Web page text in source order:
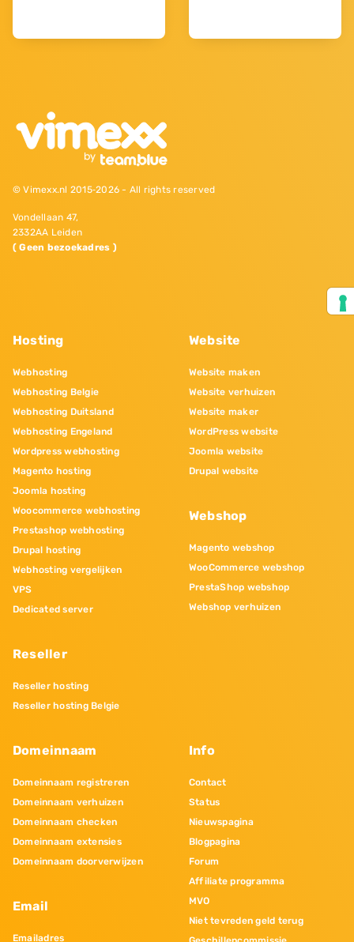
© Vimexx.nl 2015‐2026 - All rights reserved
Vondellaan 47,
2332AA Leiden
( Geen bezoekadres )
Hosting
Webhosting
Webhosting Belgie
Webhosting Duitsland
Webhosting Engeland
Wordpress webhosting
Magento hosting
Joomla hosting
Woocommerce webhosting
Prestashop webhosting
Drupal hosting
Webhosting vergelijken
VPS
Dedicated server
Reseller
Reseller hosting
Reseller hosting Belgie
Website
Website maken
Website verhuizen
Website maker
WordPress website
Joomla website
Drupal website
Webshop
Magento webshop
WooCommerce webshop
PrestaShop webshop
Webshop verhuizen
Domeinnaam
Domeinnaam registreren
Domeinnaam verhuizen
Domeinnaam checken
Domeinnaam extensies
Domeinnaam doorverwijzen
Email
Emailadres
Info
Contact
Status
Nieuwspagina
Blogpagina
Forum
Affiliate programma
MVO
Niet tevreden geld terug